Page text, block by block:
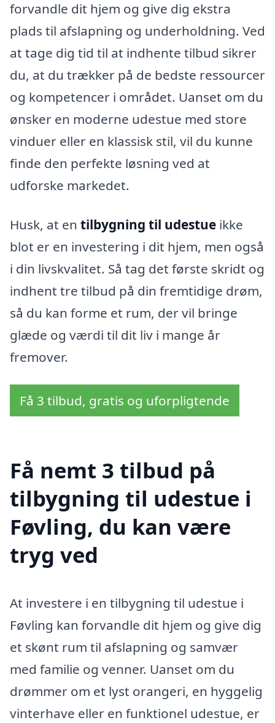
forvandle dit hjem og give dig ekstra
plads til afslapning og underholdning. Ved
at tage dig tid til at indhente tilbud sikrer
du, at du trækker på de bedste ressourcer
og kompetencer i området. Uanset om du
ønsker en moderne udestue med store
vinduer eller en klassisk stil, vil du kunne
finde den perfekte løsning ved at
udforske markedet.
Husk, at en tilbygning til udestue ikke
blot er en investering i dit hjem, men også
i din livskvalitet. Så tag det første skridt og
indhent tre tilbud på din fremtidige drøm,
så du kan forme et rum, der vil bringe
glæde og værdi til dit liv i mange år
fremover.
Få 3 tilbud, gratis og uforpligtende
Få nemt 3 tilbud på
tilbygning til udestue i
Føvling, du kan være
tryg ved
At investere i en tilbygning til udestue i
Føvling kan forvandle dit hjem og give dig
et skønt rum til afslapning og samvær
med familie og venner. Uanset om du
drømmer om et lyst orangeri, en hyggelig
vinterhave eller en funktionel udestue, er